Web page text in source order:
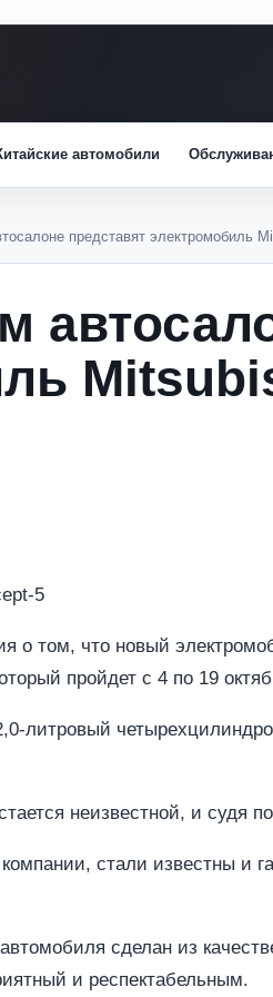
автомобили
представят электромобиль
о том, что новый
пройдет с 4 по 19
литровый
неизвестной, и судя
компании, стали
сделан из
и респектабельным.